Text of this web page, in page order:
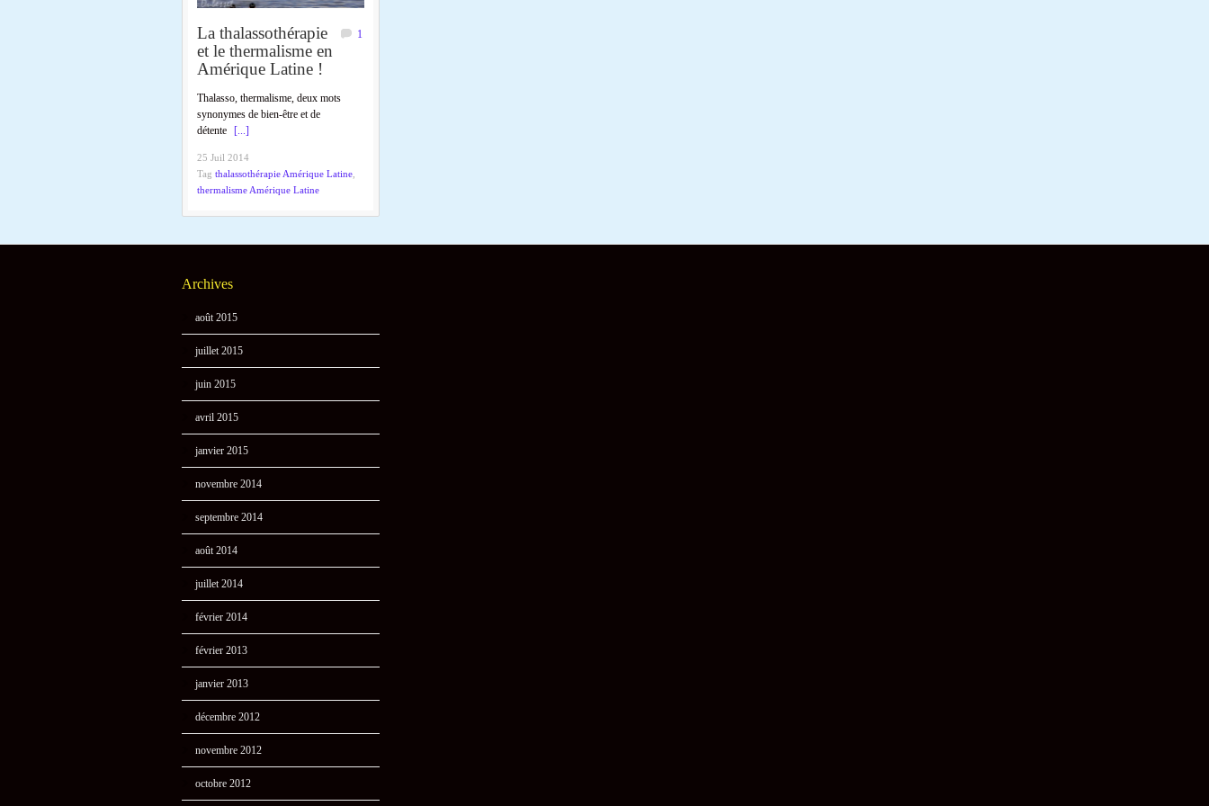
La thalassothérapie
et le thermalisme en
Amérique Latine !
1
Thalasso, thermalisme, deux mots
synonymes de bien-être et de
détente
[...]
25 Juil 2014
Tag thalassothérapie Amérique Latine
thermalisme Amérique Latine
Archives
août 2015
juillet 2015
juin 2015
avril 2015
janvier 2015
novembre 2014
septembre 2014
août 2014
juillet 2014
février 2014
février 2013
janvier 2013
décembre 2012
novembre 2012
octobre 2012